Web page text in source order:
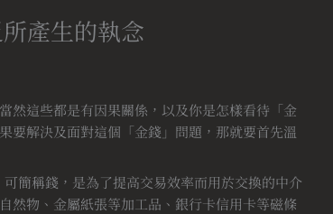
產生的執念
然這些都是有因果關係，以及你是怎樣看待「金
要解決及面對這個「金錢」問題，那就要首先溫
簡稱錢，是為了提高交易效率而用於交換的中介
然物、金屬紙張等加工品、銀行卡信用卡等磁條